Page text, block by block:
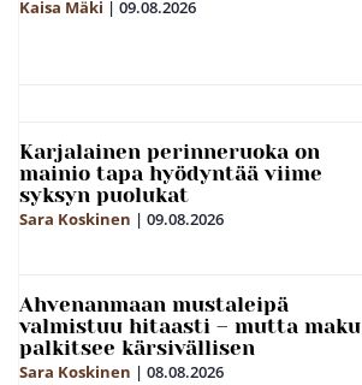
Kaisa Mäki | 09.08.2026
Karjalainen perinneruoka on
mainio tapa hyödyntää viime
syksyn puolukat
Sara Koskinen | 09.08.2026
Ahvenanmaan mustaleipä
valmistuu hitaasti – mutta maku
palkitsee kärsivällisen
Sara Koskinen | 08.08.2026